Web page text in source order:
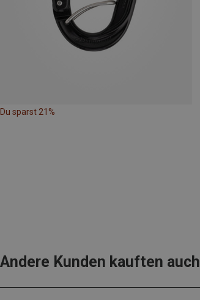
Du sparst 21%
Andere Kunden kauften auch